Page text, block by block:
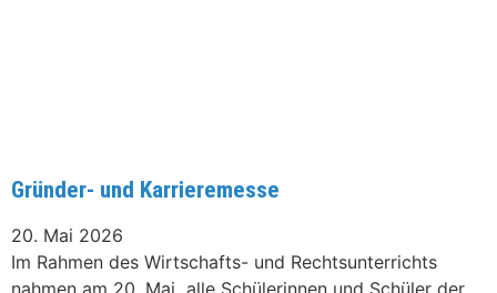
Gründer- und Karrieremesse
20. Mai 2026
Im Rahmen des Wirtschafts- und Rechtsunterrichts